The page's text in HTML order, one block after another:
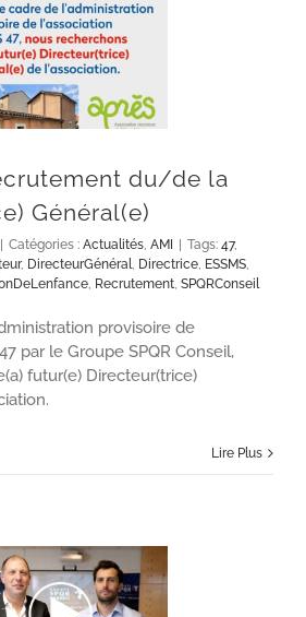
du/de la
Général(e)
| Catégories : Actualités, AMI | Tags: 47,
, DirecteurGénéral Directrice, ESSMS,
, Recrutement, SPQRConseil
provisoire de
par le Groupe SPQR Conseil,
futur(e) Directeur(trice)
Lire Plus